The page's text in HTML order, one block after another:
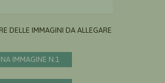
DELLE IMMAGINI DA ALLEGARE AL
IMMAGINE N.1